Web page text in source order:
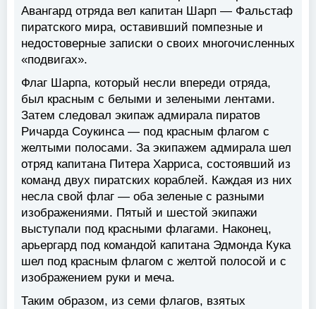
Авангард отряда вел капитан Шарп — Фальстаф
пиратского мира, оставивший помпезные и
недостоверные записки о своих многочисленных
«подвигах».
Флаг Шарпа, который несли впереди отряда,
был красным с белыми и зелеными лентами.
Затем следовал экипаж адмирала пиратов
Ричарда Соукинса — под красным флагом с
желтыми полосами. За экипажем адмирала шел
отряд капитана Питера Харриса, состоявший из
команд двух пиратских кораблей. Каждая из них
несла свой флаг — оба зеленые с разными
изображениями. Пятый и шестой экипажи
выступали под красными флагами. Наконец,
арьергард под командой капитана Эдмонда Кука
шел под красным флагом с желтой полосой и с
изображением руки и меча.
Таким образом, из семи флагов, взятых